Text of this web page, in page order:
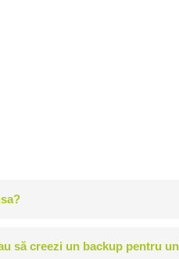
să creezi un backup pentru